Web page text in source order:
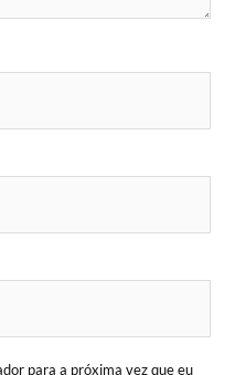
para a próxima vez que eu